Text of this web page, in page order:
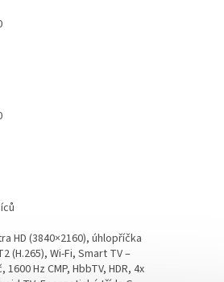
HD (3840×2160), úhlopříčka
(H.265), Wi-Fi, Smart TV –
Hz CMP, HbbTV, HDR, 4x